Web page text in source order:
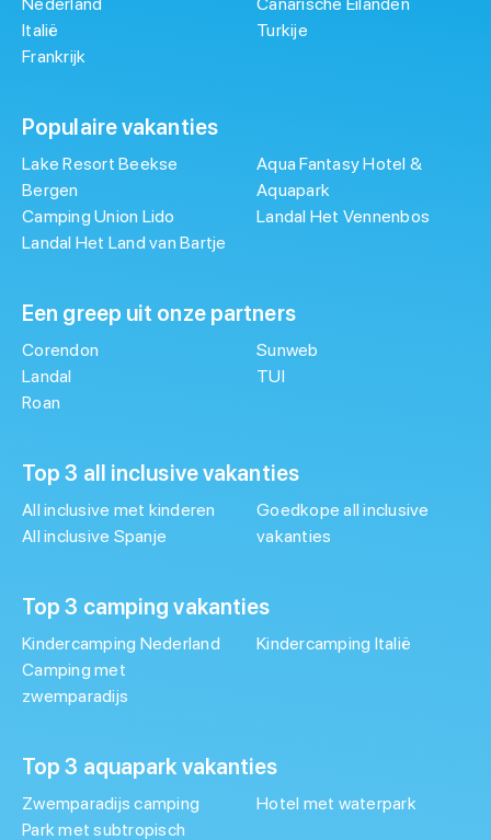
Italië
Frankrijk
Turkije
Populaire vakanties
Lake Resort Beekse
Bergen
Camping Union Lido
Landal Het Land van Bartje
Aqua Fantasy Hotel &
Aquapark
Landal Het Vennenbos
Een greep uit onze partners
Corendon
Landal
Roan
Sunweb
TUI
Top 3 all inclusive vakanties
All inclusive met kinderen
All inclusive Spanje
Goedkope all inclusive
vakanties
Top 3 camping vakanties
Kindercamping Nederland
Camping met
zwemparadijs
Kindercamping Italië
Top 3 aquapark vakanties
Zwemparadijs camping
Park met subtropisch
Hotel met waterpark